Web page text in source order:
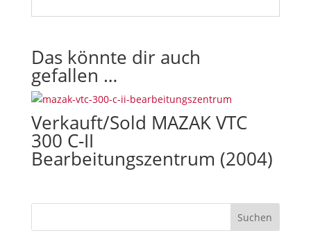
s
a
d
c
o
n
d
t
o
Das könnte dir auch
gefallen …
Verkauft/Sold MAZAK VTC
300 C-II
Bearbeitungszentrum (2004)